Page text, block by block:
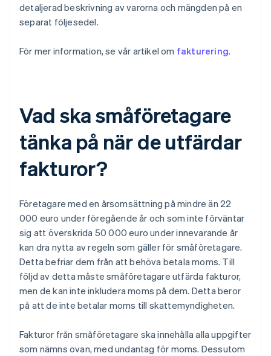
detaljerad beskrivning av varorna och mängden på en
separat följesedel.
För mer information, se vår artikel om fakturering.
Vad ska småföretagare
tänka på när de utfärdar
fakturor?
Företagare med en årsomsättning på mindre än 22
000 euro under föregående år och som inte förväntar
sig att överskrida 50 000 euro under innevarande år
kan dra nytta av regeln som gäller för småföretagare.
Detta befriar dem från att behöva betala moms. Till
följd av detta måste småföretagare utfärda fakturor,
men de kan inte inkludera moms på dem. Detta beror
på att de inte betalar moms till skattemyndigheten.
Fakturor från småföretagare ska innehålla alla uppgifter
som nämns ovan, med undantag för moms. Dessutom